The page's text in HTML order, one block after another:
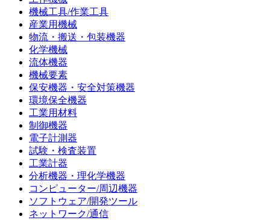
機械工具/作業工具
産業用機械
物流・搬送・包装機器
化学機械
流体機器
機械要素
保安機器・安全対策機器
環境保全機器
工業用材料
制御機器
電子計測器
試験・検査装置
工業計器
分析機器・理化学機器
コンピューター/周辺機器
ソフトウェア/開発ツール
ネットワーク/通信